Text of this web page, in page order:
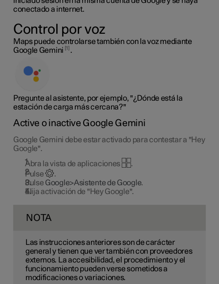
conectado a internet.
Control por voz
Maps puede controlarse también con la voz mediante
Google Gemini 1 .
Pregunte al asistente, por ejemplo, "¿Dónde está la
estación de carga más cercana?"
Active o inactive Google Gemini
Google Gemini debe estar activado para contestar a "Hey
Google".
Abra la vista de aplicaciones
.
Pulse
.
Pulse Google>Asistente de Google.
Elija activación de "Hey Google".
NOTA
Las instrucciones anteriores son de carácter
general y tienen que ver también con proveedores
externos. La accesibilidad, el procedimiento y el
funcionamiento pueden verse sometidos a
modificaciones o variaciones.